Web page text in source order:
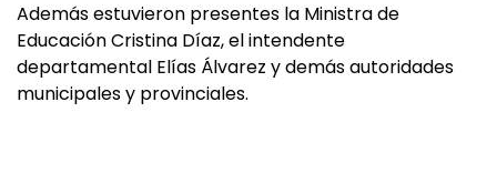
Además estuvieron presentes la Ministra de
Educación Cristina Díaz, el intendente
departamental Elías Álvarez y demás autoridades
municipales y provinciales.